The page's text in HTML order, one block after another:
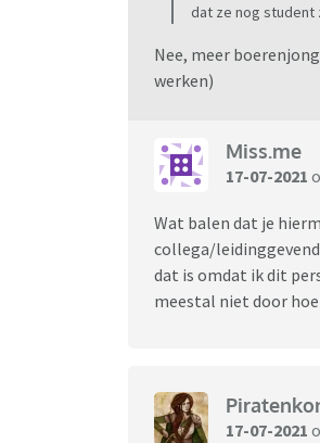
dat ze nog student
Nee, meer
werken)
Miss.me
17-07-2021
Wat balen dat je
collega/
dat is omdat ik dit
meestal niet door
17-07-2021